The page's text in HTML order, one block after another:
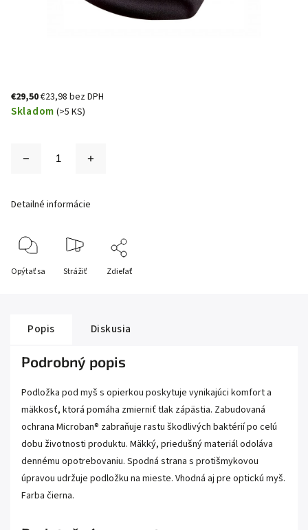
€29,50€23,98 bez DPH
Skladom (>5 KS)
Detailné informácie
Opýtať sa Strážiť Zdieľať
Popis Diskusia
Podrobný popis
Podložka pod myš s opierkou poskytuje vynikajúci komfort a
mäkkosť, ktorá pomáha zmierniť tlak zápästia. Zabudovaná
ochrana Microban® zabraňuje rastu škodlivých baktérií po celú
dobu životnosti produktu. Mäkký, priedušný materiál odoláva
dennému opotrebovaniu. Spodná strana s protišmykovou
úpravou udržuje podložku na mieste. Vhodná aj pre optickú myš.
Farba čierna.